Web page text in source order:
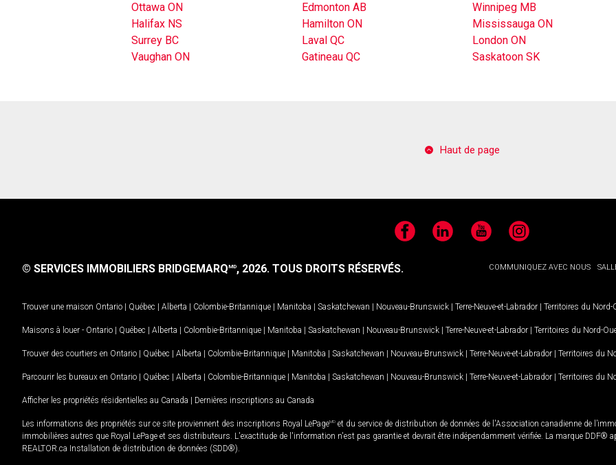
Ottawa ON
Edmonton AB
Winnipeg MB
Halifax NS
Hamilton ON
Mississauga ON
Surrey BC
Laval QC
London ON
Vaughan ON
Gatineau QC Saskatoon SK
Haut de page
FacebookLinkedIn YouTubeInstagram
COMMUNIQUEZ AVEC NOUS
© SERVICES IMMOBILIERS BRIDGEMARQMD, 2026. TOUS DROITS RÉSERVÉS.
Trouver une maison Ontario | Québec | Alberta | Colombie-Britannique | Manitoba | Saskatchewan | Nouveau-Brunswick | Terre-Neuve-et-Labrador | Territoires du Nord-
Maisons à louer - Ontario | Québec | Alberta | Colombie-Britannique | Manitoba | Saskatchewan | Nouveau-Brunswick | Terre-Neuve-et-Labrador | Territoires du Nord-
Trouver des courtiers en Ontario | Québec | Alberta | Colombie-Britannique | Manitoba | Saskatchewan | Nouveau-Brunswick | Terre-Neuve-et-Labrador | Territoires du
Parcourir les bureaux en Ontario | Québec | Alberta | Colombie-Britannique | Manitoba | Saskatchewan | Nouveau-Brunswick | Terre-Neuve-et-Labrador | Territoires du
Afficher les propriétés résidentielles au Canada | Dernières inscriptions au Canada
Les informations des propriétés sur ce site proviennent des inscriptions Royal LePageMD et du service de distribution de données de l'Association canadienne de
immobilières autres que Royal LePage et ses distributeurs. L'exactitude de l'information n'est pas garantie et devrait être indépendamment vérifiée. La marque DDF®
REALTOR.ca Installation de distribution de données (SDD®).